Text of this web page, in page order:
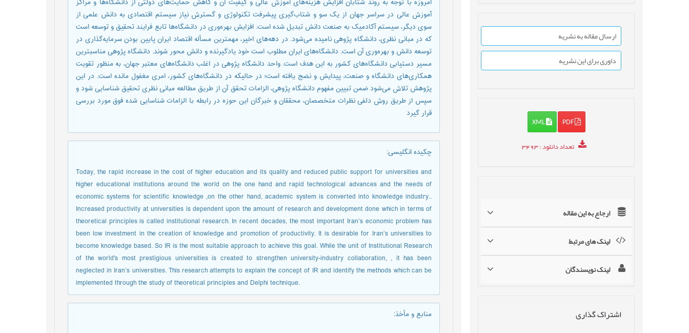
ارسال مقاله به نشریه
داوری برای این نشریه
PDF
XML
تعداد دانلود: 3493
ارجاع به این مقاله
لینک های مرتبط
لینک نویسندگان
اشتراک گذاری
امروزه با توجه به روند شتابان افزایش هزینه‌های آموزش عالی و کیفیت آن و کاهش حمایت‌های دولتی از دانشگاه‌ها و مراکز
آموزش عالی در سراسر جهان از یک سو و شتاب‌گیری پیشرفت تکنولوژی و گسترش نیاز سیستم اقتصادی به دانش علمی از
سوی دیگر، سیستم آکادمیک به صنعت دانش تبدیل شده است. افزایش بهره‌وری در دانشگاه‌ها تابع فرايند تحقیق و توسعه است
که در مبانی نظری، دانشگاه پژوهی نامیده می‌شود. در دهه‌های اخیر، مهمترین مسأله اقتصاد ایران پایین بودن سرمایه‌گذاری در
توسعه دانش و بهره‌وری آن است. دانشگاه‌های ایران مطلوب است خود یادگیرنده و دانش محور شوند. دانشگاه پژوهی مناسبترین
مسير دستيابی دانشگاه‌های کشور به این هدف است. واحد دانشگاه پژوهی در اغلب دانشگاه‌های معتبر جهان، به منظور تقویت
همکاری‌های دانشگاه و صنعت، پيدايش و نضج یافته است؛ در حالیکه در دانشگاه‌های کشور، امری مغفول مانده است. در این
پژوهش تلاش می‌شود ضمن تبیین مفهوم دانشگاه پژوهی، الزامات تحقق آن از طریق مطالعه مبانی نظری تحقیق شناسایی شود و
سپس از طریق روش دلفی نظرات متخصصان، محققان و خبرگان این حوزه در رابطه با الزامات شناسایی شده فوق مورد بررسی
قرار گیرد
چکیده انگلیسی:
Today, the rapid increase in the cost of higher education and its quality and reduced public support for universities and
higher educational institutions around the world on the one hand and rapid technological advances and the needs of
economic systems for scientific knowledge ,on the other hand, academic system is converted into knowledge industry..
Increased productivity at universities is dependent upon the amount of research and development done which in terms of
theoretical principles is called institutional research. In recent decades, the most important Iran’s economic problem has
been low investment in the creation of knowledge and promotion of productivity. It is desirable for Iran’s universities to
become knowledge based. So IR is the most suitable approach to achieve this goal. While the unit of Institutional Research
of the world's most prestigious universities is created to strengthen university-industry collaboration, , it has been
neglected in Iran’s universities. This research attempts to explain the concept of IR and identify the methods which can be
implemented through the study of theoretical principles and Delphi technique.
منابع و مأخذ: